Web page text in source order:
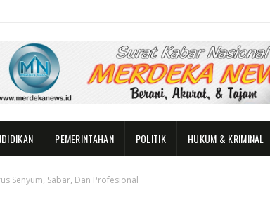
PEMERINTAHAN POLITIK HUKUM & KRIMINAL
Senyum, Sabar, Dan Profesional